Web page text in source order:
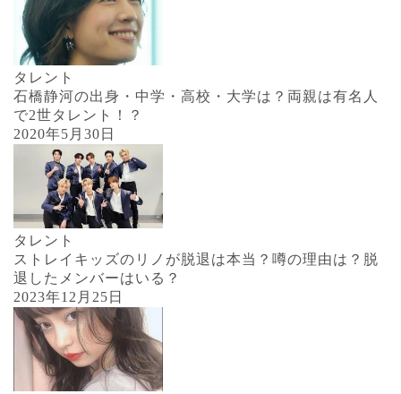
タレント
石橋静河の出身・中学・高校・大学は？両親は有名人
で2世タレント！？
2020年5月30日
タレント
ストレイキッズのリノが脱退は本当？噂の理由は？脱
退したメンバーはいる？
2023年12月25日